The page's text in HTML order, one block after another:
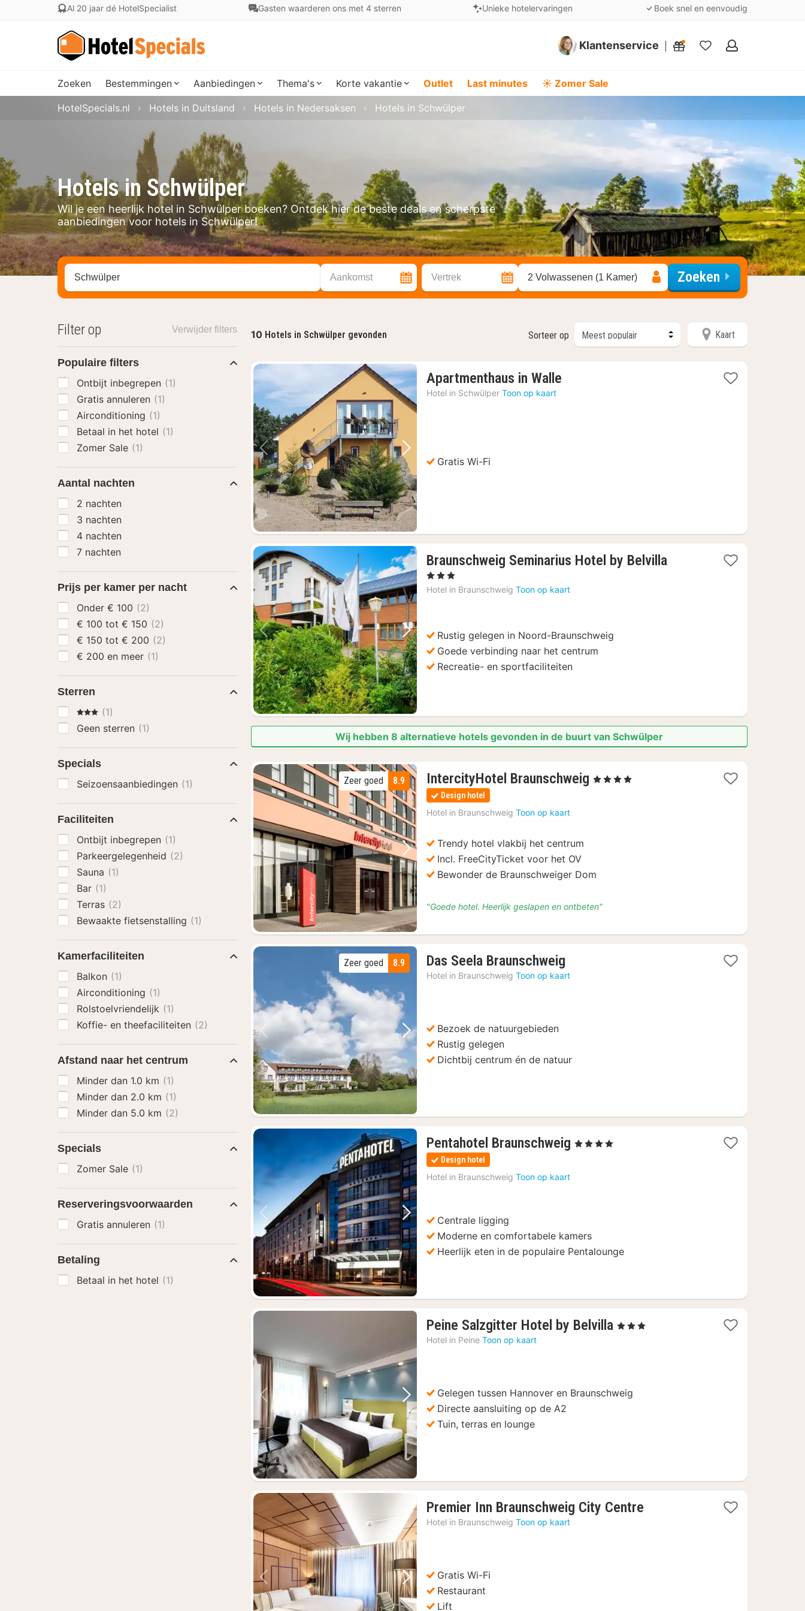
Al 20 jaar dé HotelSpecialist Gasten waarderen ons met 4 sterren Unieke hotelervaringen Boek snel en eenvoudig
Klantenservice
Mijn
Zoeken Bestemmingen Aanbiedingen Thema's Korte vakantie Outlet Last minutes ☀️ Zomer Sale
Hotels in Schwülper
Wil je een heerlijk hotel in Schwülper boeken? Ontdek hier de beste deals en scherpste
aanbiedingen voor hotels in Schwülper!
HotelSpecials.nl Hotels in Duitsland Hotels in Nedersaksen Hotels in Schwülper
Zoek op hotel, regio of stad Aankomst Vertrek 2 Volwassenen (1 Kamer) Zoeken
10 Hotels in Schwülper gevonden Sorteer op Kaart
Vorige foto Volgende foto
Apartmenthaus in Walle
Hotel in Schwülper Toon op kaart
Gratis Wi-Fi
Vorige foto Volgende foto
Braunschweig Seminarius Hotel by Belvilla
, 3 Sterren
Hotel in Braunschweig Toon op kaart
Rustig gelegen in Noord-Braunschweig
Goede verbinding naar het centrum
Recreatie- en sportfaciliteiten
Wij hebben 8 alternatieve hotels gevonden in de buurt van Schwülper
Vorige foto Volgende foto
8.9
Zeer goed IntercityHotel Braunschweig 3
, 4 Sterren
Design hotel
Hotel in Braunschweig Toon op kaart
Trendy hotel vlakbij het centrum
Incl. FreeCityTicket voor het OV
Bewonder de Braunschweiger Dom
"Goede hotel. Heerlijk geslapen en ontbeten"
Vorige foto Volgende foto
8.9
Zeer goed Das Seela Braunschweig
nacht
Hotel in Braunschweig Toon op kaart
Bezoek de natuurgebieden
Rustig gelegen
Dichtbij centrum én de natuur
Vorige foto Volgende foto
Pentahotel Braunschweig 1
, 4 Sterren
Design hotel
Hotel in Braunschweig Toon op kaart
Centrale ligging
Moderne en comfortabele kamers
Heerlijk eten in de populaire Pentalounge
Vorige foto Volgende foto
Peine Salzgitter Hotel by Belvilla 2
, 3 Sterren
Hotel in Peine Toon op kaart
Gelegen tussen Hannover en Braunschweig
Directe aansluiting op de A2
Tuin, terras en lounge
Vorige foto Volgende foto
Premier Inn Braunschweig City Centre
Hotel in Braunschweig Toon op kaart
Gratis Wi-Fi
Restaurant
Lift
Filter op Verwijder filters
Populaire filters
Ontbijt inbegrepen (1)
Gratis annuleren (1)
Airconditioning (1)
Betaal in het hotel (1)
Zomer Sale (1)
Aantal nachten
2 nachten
3 nachten
4 nachten
7 nachten
Prijs per kamer per nacht
Onder € 100 (2)
€ 100 tot € 150 (2)
€ 150 tot € 200 (2)
€ 200 en meer (1)
Sterren
3 Sterren
(1)
Geen sterren (1)
Specials
Seizoensaanbiedingen (1)
Faciliteiten
Ontbijt inbegrepen (1)
Parkeergelegenheid (2)
Sauna (1)
Bar (1)
Terras (2)
Bewaakte fietsenstalling (1)
Kamerfaciliteiten
Balkon (1)
Airconditioning (1)
Rolstoelvriendelijk (1)
Koffie- en theefaciliteiten (2)
Afstand naar het centrum
Minder dan 1.0 km (1)
Minder dan 2.0 km (1)
Minder dan 5.0 km (2)
Specials
Zomer Sale (1)
Reserveringsvoorwaarden
Gratis annuleren (1)
Betaling
Betaal in het hotel (1)